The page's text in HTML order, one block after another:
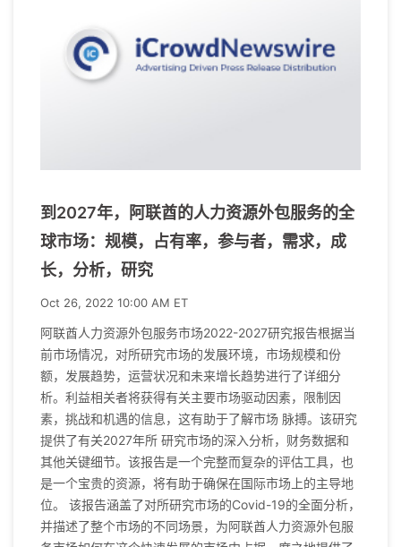
到2027年，阿联酋的人力资源外包服务的全
球市场：规模，占有率，参与者，需求，成
长，分析，研究
Oct 26, 2022 10:00 AM ET
阿联酋人力资源外包服务市场2022-2027研究报告根据当
前市场情况，对所研究市场的发展环境，市场规模和份
额，发展趋势，运营状况和未来增长趋势进行了详细分
析。利益相关者将获得有关主要市场驱动因素，限制因
素，挑战和机遇的信息，这有助于了解市场 脉搏。该研究
提供了有关2027年所 研究市场的深入分析，财务数据和
其他关键细节。该报告是一个完整而复杂的评估工具，也
是一个宝贵的资源，将有助于确保在国际市场上的主导地
位。 该报告涵盖了对所研究市场的Covid-19的全面分析，
并描述了整个市场的不同场景，为阿联酋人力资源外包服